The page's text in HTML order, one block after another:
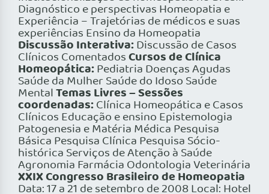
Diagnóstico e perspectivas Homeopatia e
Experiência – Trajetórias de médicos e suas
experiências Ensino da Homeopatia
Discussão Interativa:Discussão de Casos
Clínicos ComentadosCursos de Clínica
Homeopática:Pediatria Doenças Agudas
Saúde da Mulher Saúde do Idoso Saúde
MentalTemas Livres – Sessões
coordenadas:Clínica Homeopática e Casos
Clínicos Educação e ensino Epistemologia
Patogenesia e Matéria Médica Pesquisa
Básica Pesquisa Clínica Pesquisa Sócio-
histórica Serviços de Atenção à Saúde
Agronomia Farmácia Odontologia Veterinária
XXIX Congresso Brasileiro de Homeopatia
Data: 17 a 21 de setembro de 2008 Local: Hotel